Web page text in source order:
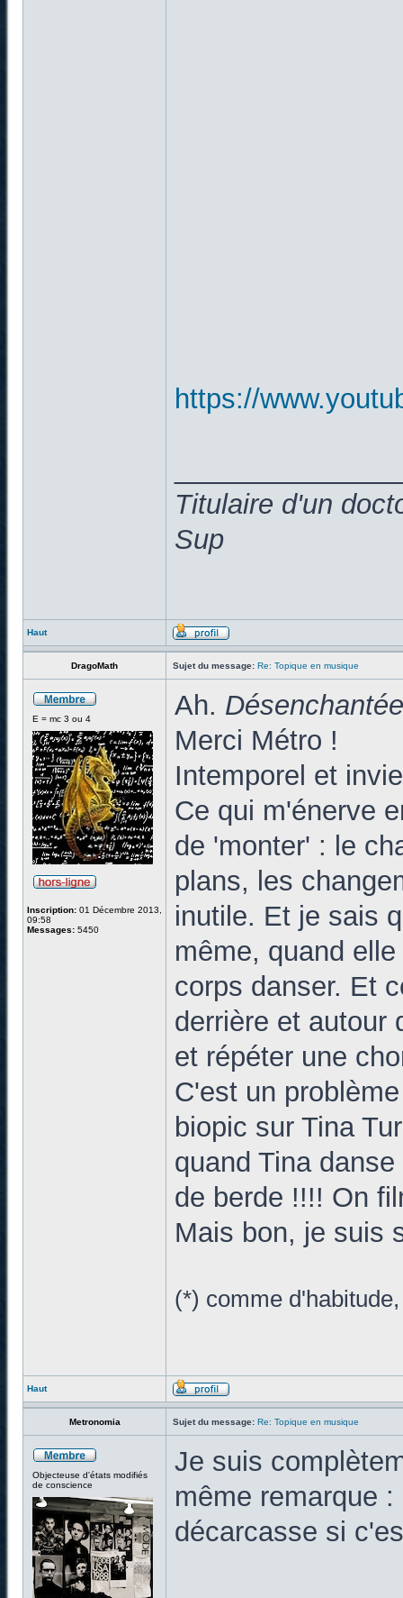
https://
Titulaire d'un
Sup
Haut
DragoMath Sujet du message: Re: Topique en musique
E = mc 3 ou 4
Inscription: 01 Décembre 2013,
09:58
Messages: 5450
Ah. Désenchantée
Merci Métro !
Intemporel et
Ce qui m'énerve
de 'monter' : le
plans, les
inutile. Et je sais
même, quand
corps danser. Et
derrière et autour
et répéter une
C'est un
biopic sur Tina
quand Tina
de berde !!!! On
Mais bon, je suis
(*) comme
Haut
Metronomia Sujet du message: Re: Topique en musique
Objecteuse d'états modifiés
de conscience
Je suis
même remarque
décarcasse si